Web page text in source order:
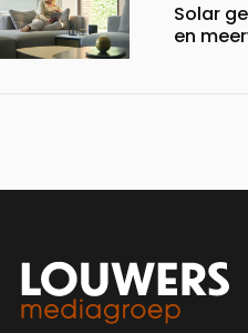
Solar
en